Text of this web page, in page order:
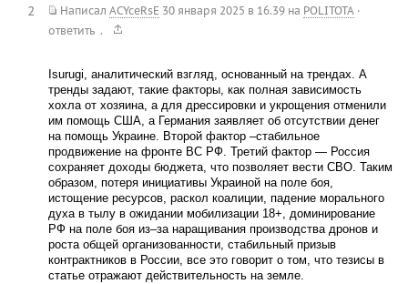
Написал ACYceRsE 30 января 2025 в 16.39на POLITOTA ·
ответить .
2
Isurugi, аналитический взгляд, основанный на трендах. А
тренды задают, такие факторы, как полная зависимость
хохла от хозяина, а для дрессировки и укрощения отменили
им помощь США, а Германия заявляет об отсутствии денег
на помощь Украине. Второй фактор –стабильное
продвижение на фронте ВС РФ. Третий фактор — Россия
сохраняет доходы бюджета, что позволяет вести СВО. Таким
образом, потеря инициативы Украиной на поле боя,
истощение ресурсов, раскол коалиции, падение морального
духа в тылу в ожидании мобилизации 18+, доминирование
РФ на поле боя из–за наращивания производства дронов и
роста общей организованности, стабильный призыв
контрактников в России, все это говорит о том, что тезисы в
статье отражают действительность на земле.